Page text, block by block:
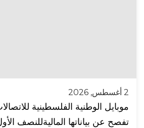
2 أغسطس, 2026
تفصح عن بياناتها الماليةللنصف